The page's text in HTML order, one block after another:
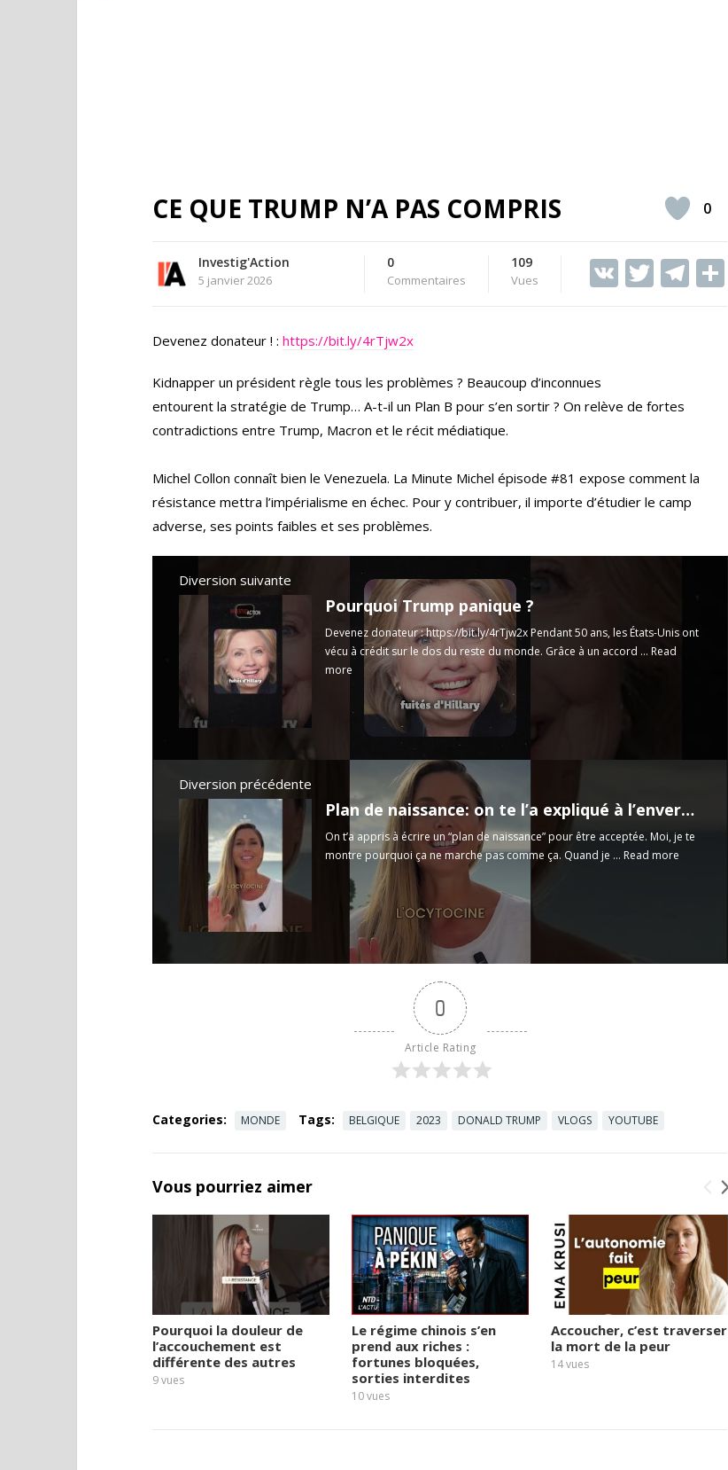
CE QUE TRUMP N’A PAS COMPRIS
Investig'Action
5 janvier 2026
0
Commentaires
109
Vues V T T
0
Devenez donateur ! : https://bit.ly/4rTjw2x
Kidnapper un président règle tous les problèmes ? Beaucoup d’inconnues
entourent la stratégie de Trump… A-t-il un Plan B pour s’en sortir ? On relève de fortes
contradictions entre Trump, Macron et le récit médiatique.
Michel Collon connaît bien le Venezuela. La Minute Michel épisode #81 expose comment la
résistance mettra l’impérialisme en échec. Pour y contribuer, il importe d’étudier le camp
adverse, ses points faibles et ses problèmes.
Diversion suivante
Pourquoi Trump panique ?
Devenez donateur :https://bit.ly/4rTjw2x Pendant 50 ans, les États-Unis ont
vécu à crédit sur le dos du reste du monde. Grâce à un accord ... Read
more
Diversion précédente
Plan de naissance: on te l’a expliqué à l’envers (et ça te coûte cher)
On t’a appris à écrire un “plan de naissance” pour être acceptée. Moi, je te
montre pourquoi ça ne marche pas comme ça. Quand je ... Read more
0
Article Rating
Categories: MONDE Tags: BELGIQUE 2023 DONALD TRUMP VLOGS YOUTUBE
Vous pourriez aimer
Pourquoi la douleur de
l’accouchement est
différente des autres
9vues
Le régime chinois s’en
prend aux riches :
fortunes bloquées,
sorties interdites
10vues
Accoucher, c’est traverser
la mort de la peur
14vues